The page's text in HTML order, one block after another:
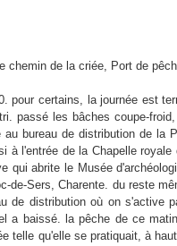
chemin de la criée, Port de
pour certains, la journée est
passé les bâches coupe-
au bureau de distribution de la
à l'entrée de la Chapelle royale
qui abrite le Musée
de-Sers, Charente. du reste
de distribution où on s'active
a baissé. la pêche de ce
telle qu'elle se pratiquait, à